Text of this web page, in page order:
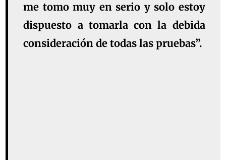
me tomo muy en serio y solo estoy
dispuesto a tomarla con la debida
consideración de todas las pruebas”.